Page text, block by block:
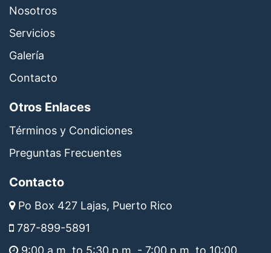
Nosotros
Servicios
Galería
Contacto
Otros Enlaces
Términos y Condiciones
Preguntas Frecuentes
Contacto
Po Box 427 Lajas, Puerto Rico
787-899-5891
9:00 a.m. to 5:30 p.m. - 7:00 p.m. to 10:00